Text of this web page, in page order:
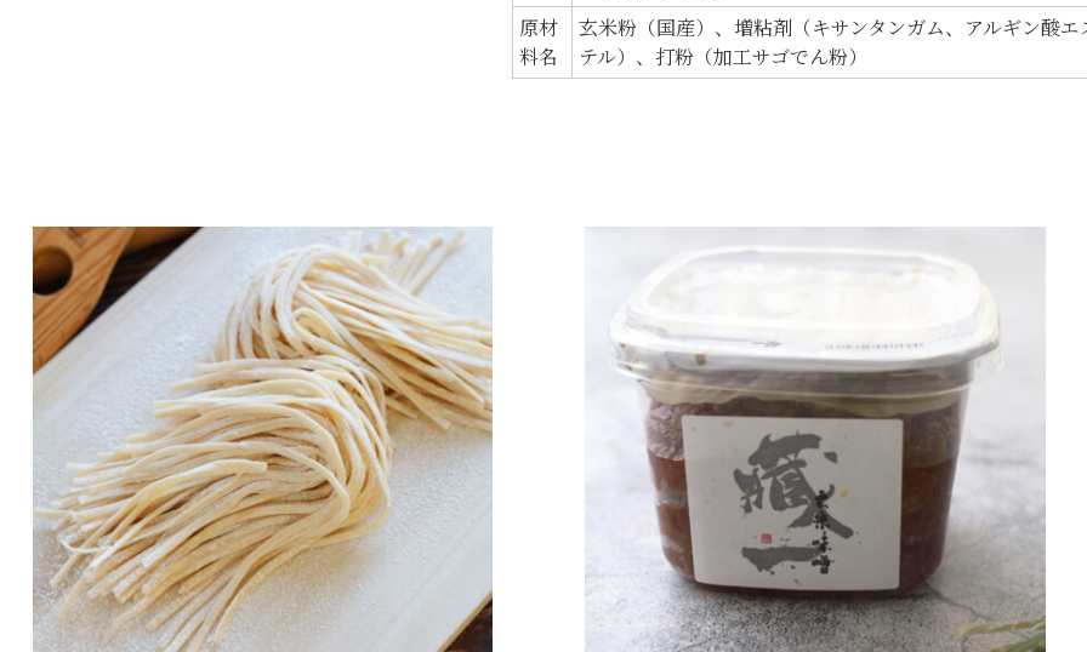
原材
料名
玄米粉（国産）、増粘剤（キサンタンガム、アルギン酸エ
テル）、打粉（加工サゴでん粉）